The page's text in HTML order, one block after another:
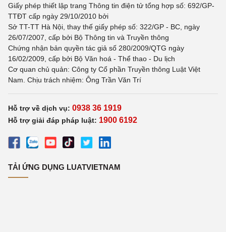
Giấy phép thiết lập trang Thông tin điện tử tổng hợp số: 692/GP-
TTĐT cấp ngày 29/10/2010 bởi
Sở TT-TT Hà Nội, thay thế giấy phép số: 322/GP - BC, ngày
26/07/2007, cấp bởi Bộ Thông tin và Truyền thông
Chứng nhận bản quyền tác giả số 280/2009/QTG ngày
16/02/2009, cấp bởi Bộ Văn hoá - Thể thao - Du lịch
Cơ quan chủ quản: Công ty Cổ phần Truyền thông Luật Việt
Nam. Chịu trách nhiệm: Ông Trần Văn Trí
Hỗ trợ về dịch vụ: 0938 36 1919
Hỗ trợ giải đáp pháp luật: 1900 6192
TẢI ỨNG DỤNG LUATVIETNAM